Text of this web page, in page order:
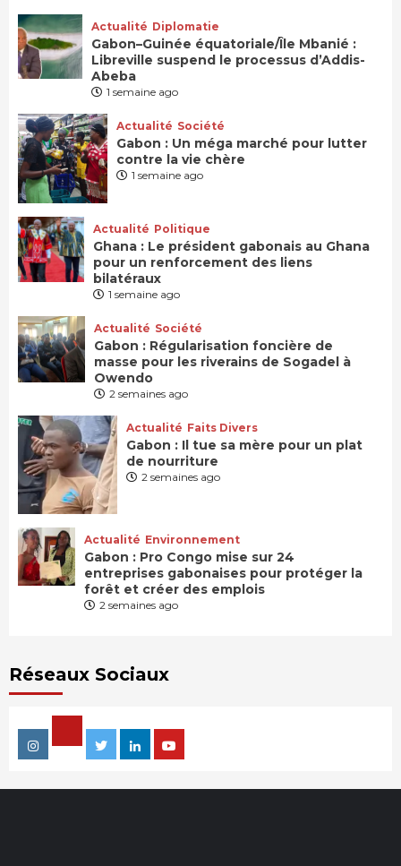
Actualité Diplomatie
Gabon–Guinée équatoriale/Île Mbanié :
Libreville suspend le processus d’Addis-
Abeba
1 semaine ago
Actualité Société
Gabon : Un méga marché pour lutter
contre la vie chère
1 semaine ago
Actualité Politique
Ghana : Le président gabonais au Ghana
pour un renforcement des liens
bilatéraux
1 semaine ago
Actualité Société
Gabon : Régularisation foncière de
masse pour les riverains de Sogadel à
Owendo
2 semaines ago
Actualité Faits Divers
Gabon : Il tue sa mère pour un plat
de nourriture
2 semaines ago
Actualité Environnement
Gabon : Pro Congo mise sur 24
entreprises gabonaises pour protéger la
forêt et créer des emplois
2 semaines ago
Réseaux Sociaux
Instagram
Facebook
TwitterLinkedin